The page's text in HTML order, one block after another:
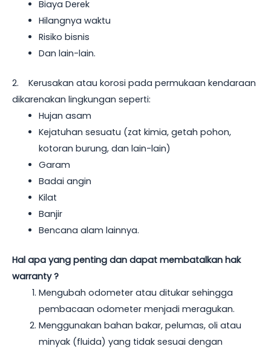
Biaya Derek
Hilangnya waktu
Risiko bisnis
Dan lain-lain.
2. Kerusakan atau korosi pada permukaan kendaraan
dikarenakan lingkungan seperti:
Hujan asam
Kejatuhan sesuatu (zat kimia, getah pohon,
kotoran burung, dan lain-lain)
Garam
Badai angin
Kilat
Banjir
Bencana alam lainnya.
Hal apa yang penting dan dapat membatalkan hak
warranty ?
Mengubah odometer atau ditukar sehingga
pembacaan odometer menjadi meragukan.
Menggunakan bahan bakar, pelumas, oli atau
minyak (fluida) yang tidak sesuai dengan